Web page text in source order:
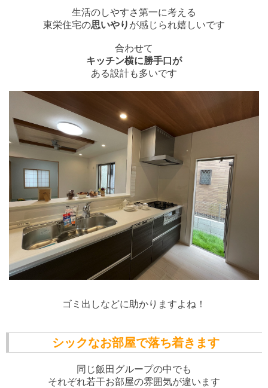
生活のしやすさ第一に考える
東栄住宅の思いやり が感じられ嬉しいです
合わせて
キッチン横に勝手口が
ある設計も多いです
ゴミ出しなどに助かりますよね！
シックなお部屋で落ち着きます
同じ飯田グループの中でも
それぞれ若干お部屋の雰囲気が違います